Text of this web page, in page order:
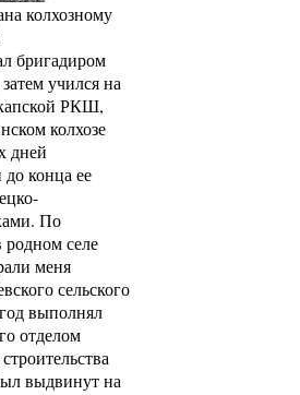
колхозному
бригадиром
учился на
РКШ,
колхозе
дней
конца ее
По
селе
меня
сельского
выполнял
отделом
выдвинут на